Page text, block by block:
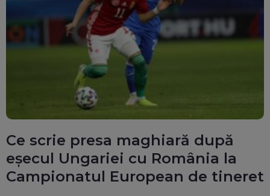
Ce scrie presa maghiară după
eșecul Ungariei cu România la
Campionatul European de tineret